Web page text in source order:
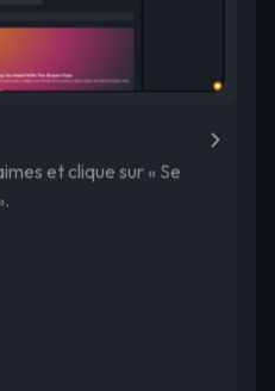
et clique sur « Se